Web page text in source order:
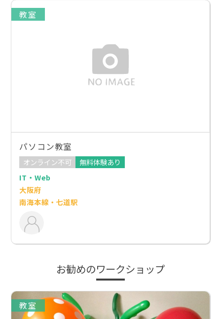
教室
パソコン教室
オンライン不可
無料体験あり
IT・Web
大阪府
南海本線・七道駅
お勧めのワークショップ
教室